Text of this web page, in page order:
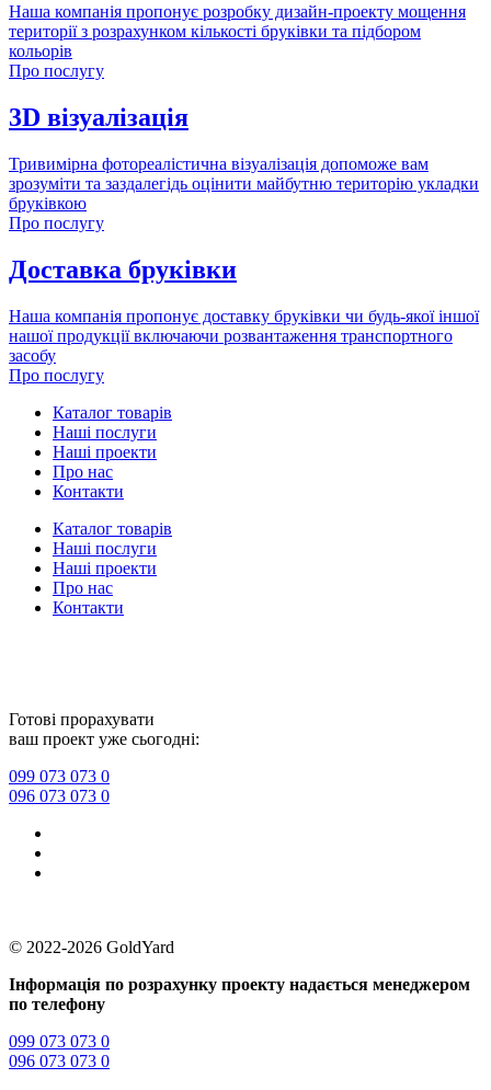
Наша компанія пропонує розробку дизайн-проекту мощення
території з розрахунком кількості бруківки та підбором
кольорів
Про послугу
3D візуалізація
Тривимірна фотореалістична візуалізація допоможе вам
зрозуміти та заздалегідь оцінити майбутню територію укладки
бруківкою
Про послугу
Доставка бруківки
Наша компанія пропонує доставку бруківки чи будь-якої іншої
нашої продукції включаючи розвантаження транспортного
засобу
Про послугу
Каталог товарів
Наші послуги
Наші проекти
Про нас
Контакти
Каталог товарів
Наші послуги
Наші проекти
Про нас
Контакти
Готові прорахувати
ваш проект уже сьогодні:
099 073 073 0
096 073 073 0
© 2022-2026 GoldYard
Інформація по розрахунку проекту надається менеджером
по телефону
099 073 073 0
096 073 073 0